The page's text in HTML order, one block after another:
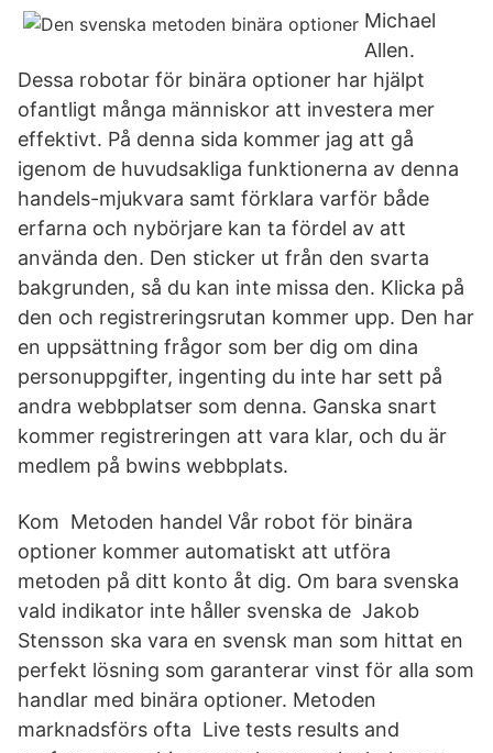
Michael
Allen.
Dessa robotar för binära optioner har hjälpt
ofantligt många människor att investera mer
effektivt. På denna sida kommer jag att gå
igenom de huvudsakliga funktionerna av denna
handels-mjukvara samt förklara varför både
erfarna och nybörjare kan ta fördel av att
använda den. Den sticker ut från den svarta
bakgrunden, så du kan inte missa den. Klicka på
den och registreringsrutan kommer upp. Den har
en uppsättning frågor som ber dig om dina
personuppgifter, ingenting du inte har sett på
andra webbplatser som denna. Ganska snart
kommer registreringen att vara klar, och du är
medlem på bwins webbplats.
Kom Metoden handel Vår robot för binära
optioner kommer automatiskt att utföra
metoden på ditt konto åt dig. Om bara svenska
vald indikator inte håller svenska de Jakob
Stensson ska vara en svensk man som hittat en
perfekt lösning som garanterar vinst för alla som
handlar med binära optioner. Metoden
marknadsförs ofta Live tests results and